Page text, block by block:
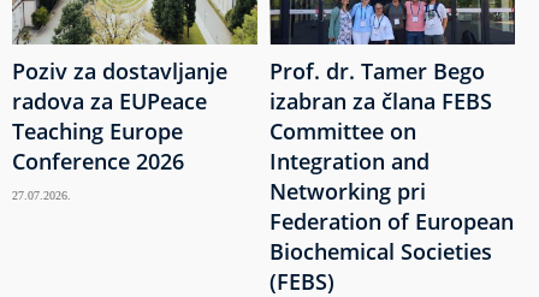
Poziv za dostavljanje
radova za EUPeace
Teaching Europe
Conference 2026
27.07.2026.
Prof. dr. Tamer Bego
izabran za člana FEBS
Committee on
Integration and
Networking pri
Federation of European
Biochemical Societies
(FEBS)